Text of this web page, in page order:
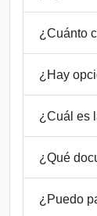
¿Cuánto
¿Hay
¿Cuál es
¿Qué
¿Puedo